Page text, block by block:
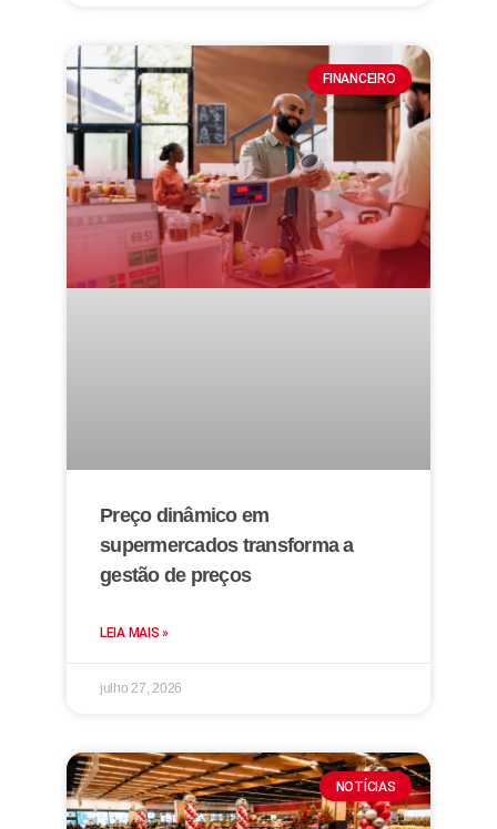
FINANCEIRO
Preço dinâmico em
supermercados transforma a
gestão de preços
LEIA MAIS »
julho 27, 2026
NOTÍCIAS